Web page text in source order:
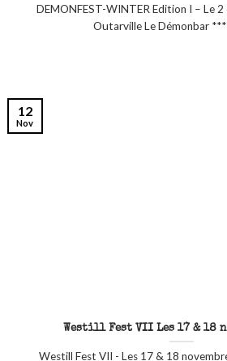
DEMONFEST-WINTER Edition I – Le
Outarville Le Démonbar ***
Westill Fest VII Les 17 & 18
Westill Fest VII - Les 17 & 18
12
Nov